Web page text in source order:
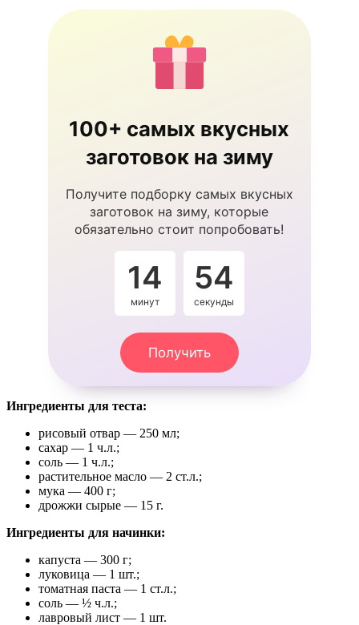
100+ самых вкусных
заготовок на зиму
Получите подборку самых вкусных
заготовок на зиму, которые
обязательно стоит попробовать!
14
минут
53
секунды
Получить
Ингредиенты для теста:
рисовый отвар — 250 мл;
сахар — 1 ч.л.;
соль — 1 ч.л.;
растительное масло — 2 ст.л.;
мука — 400 г;
дрожжи сырые — 15 г.
Ингредиенты для начинки:
капуста — 300 г;
луковица — 1 шт.;
томатная паста — 1 ст.л.;
соль — ½ ч.л.;
лавровый лист — 1 шт.